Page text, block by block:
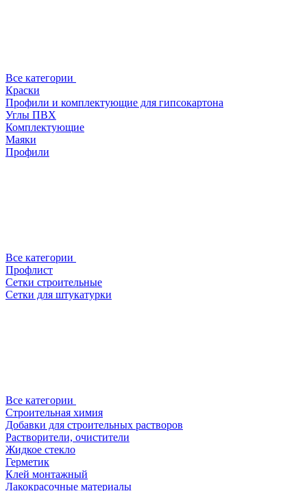
Все категории
Краски
Профили и комплектующие для гипсокартона
Углы ПВХ
Комплектующие
Маяки
Профили
Все категории
Профлист
Сетки строительные
Сетки для штукатурки
Все категории
Строительная химия
Добавки для строительных растворов
Растворители, очистители
Жидкое стекло
Герметик
Клей монтажный
Лакокрасочные материалы